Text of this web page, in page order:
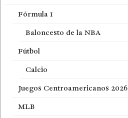
Fórmula 1
Baloncesto de la NBA
Fútbol
Calcio
Juegos Centroamericanos 2026
MLB